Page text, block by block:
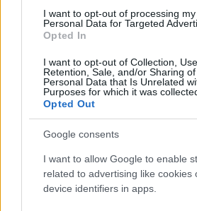
I want to opt-out of processing my
Personal Data for Targeted
Opted In
I want to opt-out of Collection, Use,
Retention, Sale, and/or Sharing
Personal Data that Is Unrelated
Purposes for which it was
Opted Out
Google consents
I want to allow Google to enable
related to advertising like cookies
device identifiers in apps.
kérdéstBorsi Flóralegújabb
magyar fotós lány válaszkísérletei
designblogon is felbukkantak.